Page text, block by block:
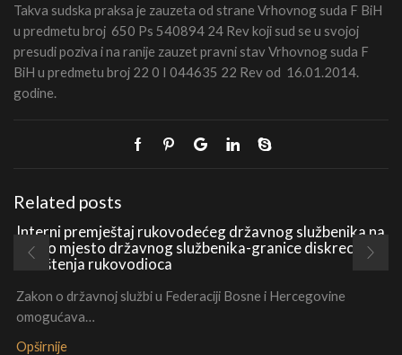
Takva sudska praksa je zauzeta od strane Vrhovnog suda F BiH
u predmetu broj 650 Ps 540894 24 Rev koji sud se u svojoj
presudi poziva i na ranije zauzet pravni stav Vrhovnog suda F
BiH u predmetu broj 22 0 I 044635 22 Rev od 16.01.2014.
godine.
Related posts
Interni premještaj rukovodećeg državnog službenika na
radno mjesto državnog službenika-granice diskrecionih
ovlaštenja rukovodioca
Zakon o državnoj službi u Federaciji Bosne i Hercegovine
omogućava…
Opširnije